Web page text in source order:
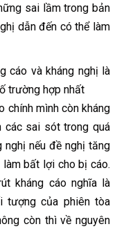
sai lầm trong bản
dẫn đến có thể làm
cáo và kháng nghị là
trường hợp nhất
chính mình còn kháng
các sai sót trong quá
nghị nếu đề nghị tăng
bất lợi cho bị cáo.
kháng cáo nghĩa là
tượng của phiên tòa
còn thì về nguyên